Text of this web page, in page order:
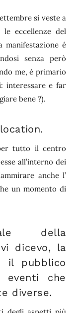
si veste a
eccellenze del
é
senza però
me, è primario
interessare e far
bene ?).
tutto il centro
all’interno dei
anche l’
un momento di
della
dicevo, la
il pubblico
eventi che
diverse.